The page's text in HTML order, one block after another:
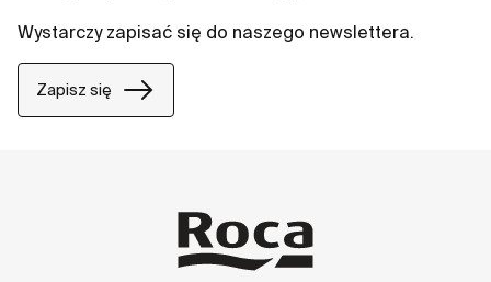
Wystarczy zapisać się do naszego newslettera.
Zapisz się